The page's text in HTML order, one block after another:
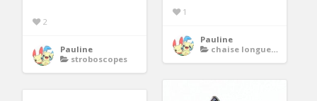
1
Pauline
chaise longue transat bain de soleil
2
Pauline
stroboscopes